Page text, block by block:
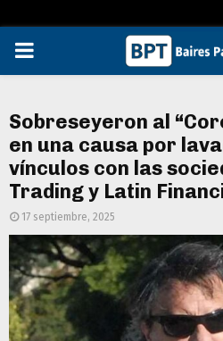
PRIMARY
Sobreseyeron al
en una causa por
vínculos con las
Trading y Latin
17 septiembre, 2025